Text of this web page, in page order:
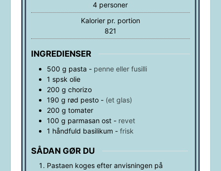
4 personer
Kalorier pr. portion
821
INGREDIENSER
500 g pasta - penne eller fusilli
1 spsk olie
200 g chorizo
190 g rød pesto- (et glas)
200 g tomater
100 g parmasan ost- revet
1 håndfuld basilikum - frisk
SÅDAN GØR DU
Pastaen koges efter anvisningen på